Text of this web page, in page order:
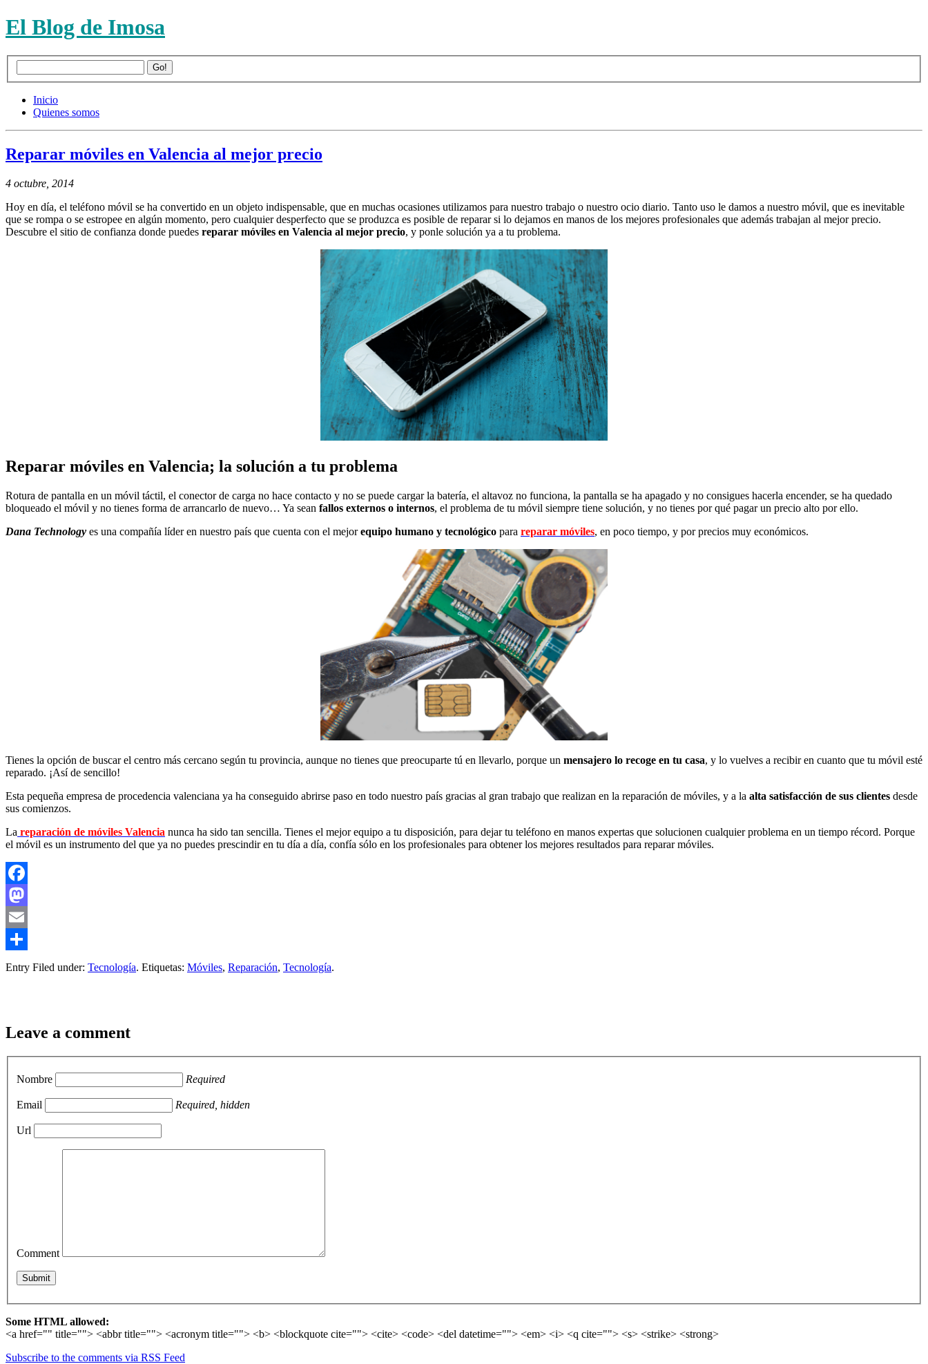
El Blog de Imosa
Inicio
Quienes somos
Reparar móviles en Valencia al mejor precio
4 octubre, 2014
Hoy en día, el teléfono móvil se ha convertido en un objeto indispensable, que en muchas ocasiones utilizamos para nuestro trabajo o nuestro ocio diario. Tanto uso le damos a nuestro móvil, que es inevitable
que se rompa o se estropee en algún momento, pero cualquier desperfecto que se produzca es posible de reparar si lo dejamos en manos de los mejores profesionales que además trabajan al mejor precio.
Descubre el sitio de confianza donde puedes reparar móviles en Valencia al mejor precio, y ponle solución ya a tu problema.
Reparar móviles en Valencia; la solución a tu problema
Rotura de pantalla en un móvil táctil, el conector de carga no hace contacto y no se puede cargar la batería, el altavoz no funciona, la pantalla se ha apagado y no consigues hacerla encender, se ha quedado
bloqueado el móvil y no tienes forma de arrancarlo de nuevo… Ya sean fallos externos o internos, el problema de tu móvil siempre tiene solución, y no tienes por qué pagar un precio alto por ello.
Dana Technology es una compañía líder en nuestro país que cuenta con el mejorequipo humano y tecnológico para reparar móviles, en poco tiempo, y por precios muy económicos.
Tienes la opción de buscar el centro más cercano según tu provincia, aunque no tienes que preocuparte tú en llevarlo, porque un mensajero lo recoge en tu casa, y lo vuelves a recibir en cuanto que tu móvil esté
reparado. ¡Así de sencillo!
Esta pequeña empresa de procedencia valenciana ya ha conseguido abrirse paso en todo nuestro país gracias al gran trabajo que realizan en la reparación de móviles, y a la alta satisfacción de sus clientes desde
sus comienzos.
La reparación de móviles Valencia nunca ha sido tan sencilla. Tienes el mejor equipo a tu disposición, para dejar tu teléfono en manos expertas que solucionen cualquier problema en un tiempo récord. Porque
el móvil es un instrumento del que ya no puedes prescindir en tu día a día, confía sólo en los profesionales para obtener los mejores resultados para reparar móviles.
Facebook
Mastodon
Email
Compartir
Entry Filed under: Tecnología. Etiquetas: Móviles, Reparación, Tecnología.
Leave a comment
Nombre Required
Email Required, hidden
Url
Comment
Some HTML allowed:
<a href="" title=""> <abbr title=""> <acronym title=""> <b> <blockquote cite=""> <cite> <code> <del datetime=""> <em> <i> <q cite=""> <s> <strike> <strong>
Subscribe to the comments via RSS Feed